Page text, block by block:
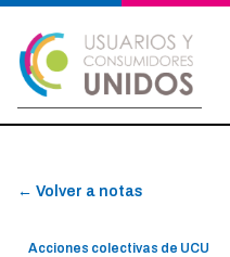
CAMPAÑA
← Volver a notas
Acciones colectivas de UCU